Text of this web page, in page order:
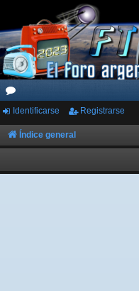
or
os
Identificarse Registrarse
Índice general